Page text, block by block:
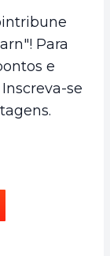
Para
e
se